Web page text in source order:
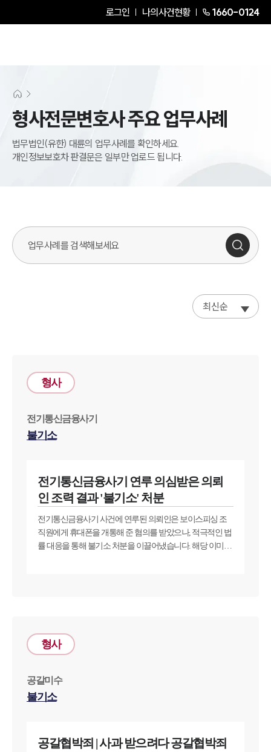
로그인 나의사건현황 1660-0124
형사전문변호사 주요 업무사례
법무법인(유한) 대륜의 업무사례를 확인하세요.
개인정보보호차 판결문은 일부만 업로드 됩니다.
업무사례 검색창
최신순
형사
전기통신금융사기
불기소
전기통신금융사기 연루 의심받은 의뢰
인 조력 결과 '불기소' 처분
전기통신금융사기 사건에 연루된 의뢰인은 보이스피싱 조
직원에게 휴대폰을 개통해 준 혐의를 받았으나, 적극적인 법
률 대응을 통해 불기소 처분을 이끌어냈습니다. 해당 이미지
형사
공갈미수
불기소
공갈협박죄 | 사과 받으려다 공갈협박죄